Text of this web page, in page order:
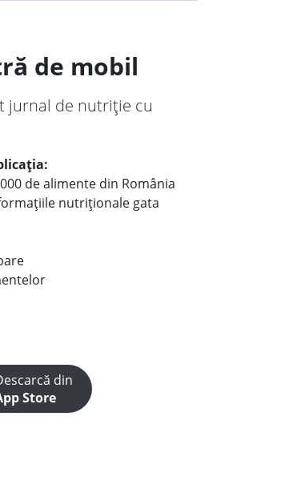
de mobil
jurnal de nutriție cu
de alimente din România
nutriționale gata
din
Store